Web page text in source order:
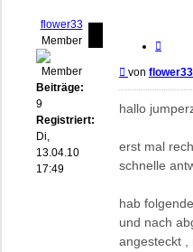
flower33
Member
Beiträge:
9
Registriert:
Di,
13.04.10
17:49
Beitrag
von flower33
hallo
erst mal
schnelle
hab
und nach
angesteckt ,